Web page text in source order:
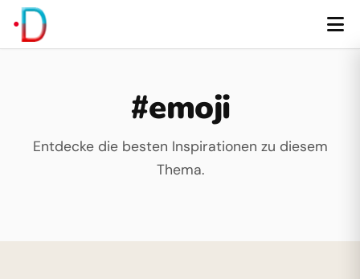
#emoji
Entdecke die besten Inspirationen zu diesem
Thema.